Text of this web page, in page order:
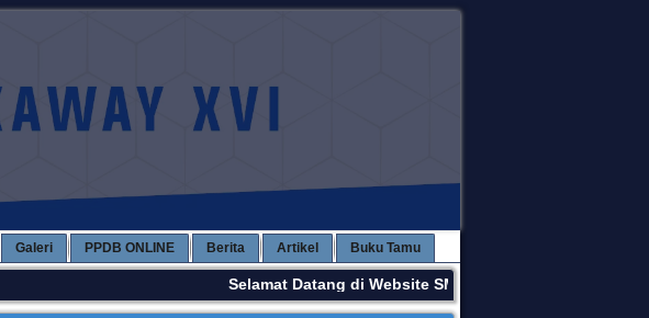
Galeri PPDB ONLINE Berita Artikel Buku Tamu
Selamat Datang di Website SMPN 3 KAWAY XVI. Terima